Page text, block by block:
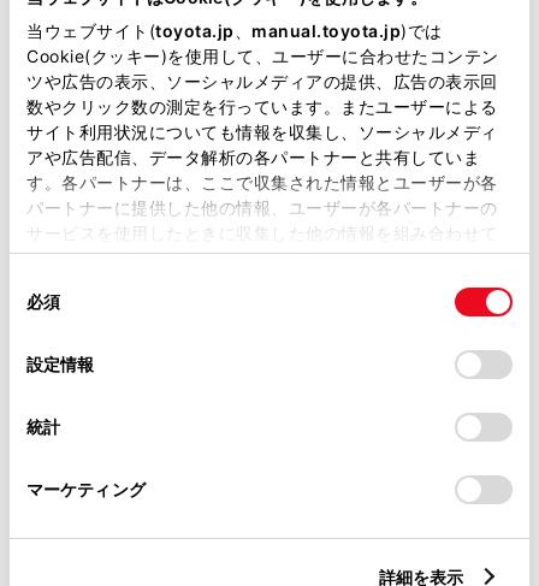
当ウェブサイト(toyota.jp manual.toyota.jp)では
Cookie(クッキー)を使用して、ユーザーに合わせたコンテン
ツや広告の表示、ソーシャルメディアの提供、広告の表示回
数やクリック数の測定を行っています。またユーザーによる
サイト利用状況についても情報を収集し、ソーシャルメディ
アや広告配信、データ解析の各パートナーと共有していま
す。各パートナーは、ここで収集された情報とユーザーが各
パートナーに提供した他の情報、ユーザーが各パートナーの
サービスを使用したときに収集した他の情報を組み合わせて
使用することがあります。当ウェブサイトの使用を続行する
デバイスにすべてのCookie(クッキー)が保存されることに同
意したことになります。Cookie(クッキー)のオプトアウト、
設定の変更、同意を撤回したりするにあたっては、当社の
「Cookie（クッキー）情報の取り扱いについて
」をご覧くだ
必須
設定情報
統計
マーケティング
詳細を表示
チャットでお問い合わせ
受付：10:00～18:00
（長期連休などの当社指定日を除く）
チャットでのお問い合わせはお待たせ